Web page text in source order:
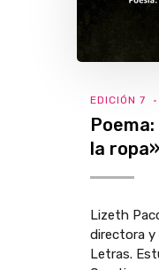
EDICIÓN 7
la
Lizeth
directora y
Letras.